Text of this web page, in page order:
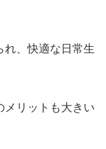
れ、快適な日常生
メリットも大きい